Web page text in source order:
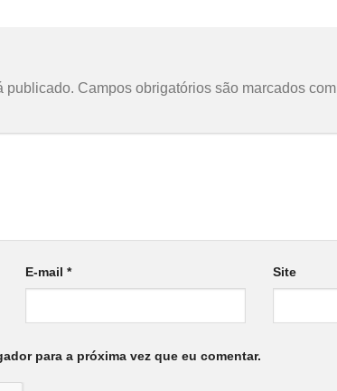
publicado. Campos obrigatórios são marcados com
E-mail* Site
para a próxima vez que eu comentar.